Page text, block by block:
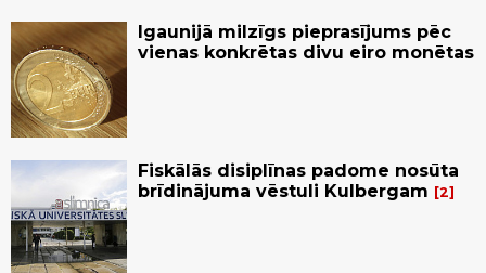
Igaunijā milzīgs pieprasījums pēc
vienas konkrētas divu eiro monētas
Fiskālās disiplīnas padome nosūta
brīdinājuma vēstuli Kulbergam
2